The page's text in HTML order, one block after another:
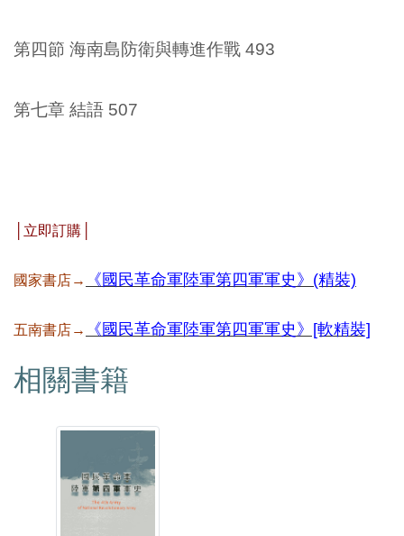
第四節 海南島防衛與轉進作戰 493
第七章 結語 507
│立即訂購│
國家書店→ 《國民革命軍陸軍第四軍軍史》(精裝)
五南書店→ 《國民革命軍陸軍第四軍軍史》[軟精裝]
相關書籍